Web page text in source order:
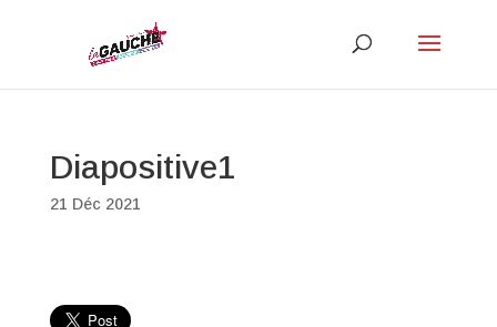
Diapositive1
21 Déc 2021